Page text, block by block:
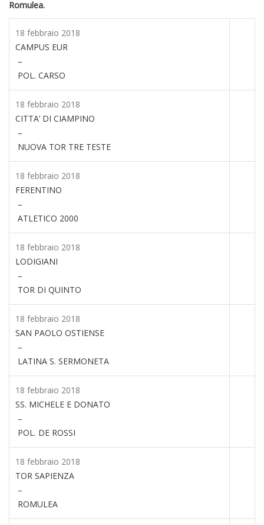
Romulea.
18 febbraio 2018
CAMPUS EUR
–
POL. CARSO
18 febbraio 2018
CITTA’ DI CIAMPINO
–
NUOVA TOR TRE TESTE
18 febbraio 2018
FERENTINO
–
ATLETICO 2000
18 febbraio 2018
LODIGIANI
–
TOR DI QUINTO
18 febbraio 2018
SAN PAOLO OSTIENSE
–
LATINA S. SERMONETA
18 febbraio 2018
SS. MICHELE E DONATO
–
POL. DE ROSSI
18 febbraio 2018
TOR SAPIENZA
–
ROMULEA